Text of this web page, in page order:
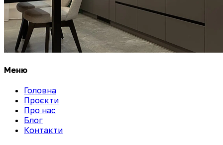
Меню
Головна
Проєкти
Про нас
Блог
Контакти